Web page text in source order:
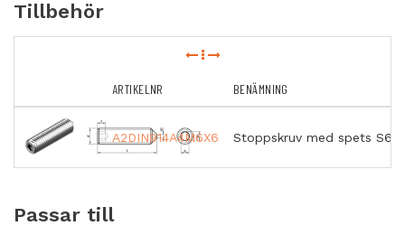
Tillbehör
ARTIKELNR BENÄMNING
A2DIN914A4M6X6 Stoppskruv med spets
Passar till